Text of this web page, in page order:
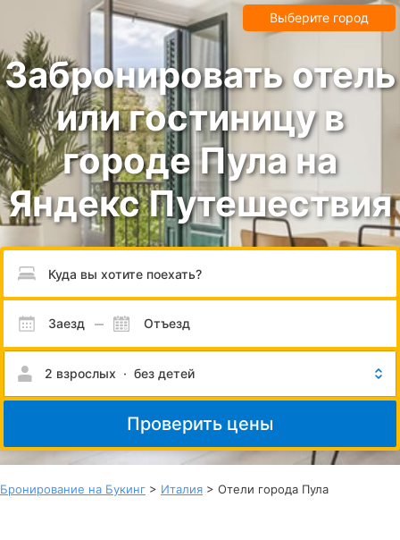
Забронировать отель
или гостиницу в
городе Пула на
Яндекс Путешествия
Заезд Отъезд
2 взрослых · без детей
Проверить цены
Выберите город
Бронирование на Букинг > Италия > Отели города Пула